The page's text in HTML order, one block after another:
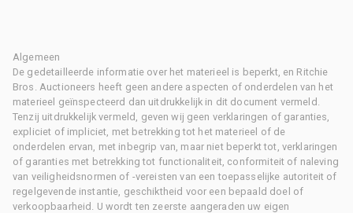
Algemeen
De gedetailleerde informatie over het materieel is beperkt, en Ritchie
Bros. Auctioneers heeft geen andere aspecten of onderdelen van het
materieel geïnspecteerd dan uitdrukkelijk in dit document vermeld.
Tenzij uitdrukkelijk vermeld, geven wij geen verklaringen of garanties,
expliciet of impliciet, met betrekking tot het materieel of de
onderdelen ervan, met inbegrip van, maar niet beperkt tot, verklaringen
of garanties met betrekking tot functionaliteit, conformiteit of naleving
van veiligheidsnormen of -vereisten van een toepasselijke autoriteit of
regelgevende instantie, geschiktheid voor een bepaald doel of
verkoopbaarheid. U wordt ten zeerste aangeraden uw eigen